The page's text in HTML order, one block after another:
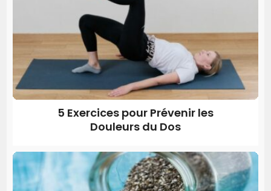
5 Exercices pour Prévenir les
Douleurs du Dos